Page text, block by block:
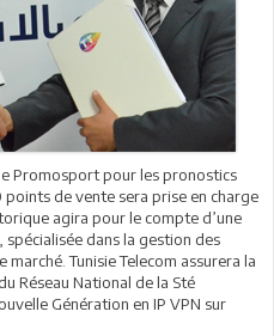
Promosport pour les pronostics
de vente sera prise en charge
agira pour le compte d’une
dans la gestion des
Tunisie Telecom assurera la
Réseau National de la Sté
Génération en IP VPN sur